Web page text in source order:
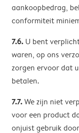
aankoopbedrag,
conformiteit
7.6. U bent
waren, op ons
zorgen ervoor dat
betalen.
7.7.We zijn niet
voor een product
onjuist gebruik